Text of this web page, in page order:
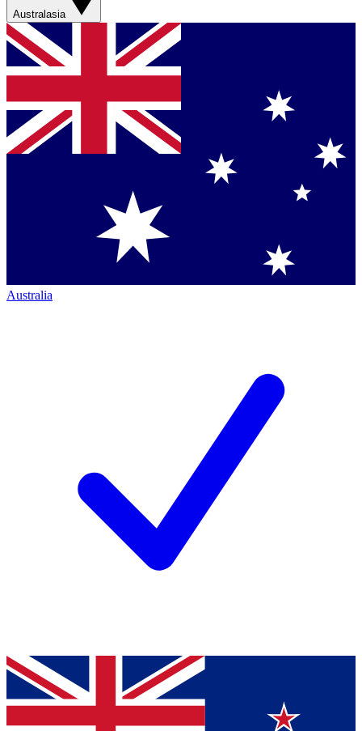
Australasia
Australia